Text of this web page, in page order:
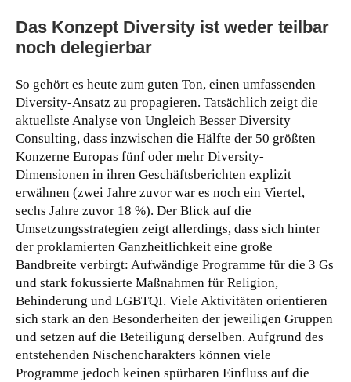
Das Konzept Diversity ist weder teilbar
noch delegierbar
So gehört es heute zum guten Ton, einen umfassenden
Diversity-Ansatz zu propagieren. Tatsächlich zeigt die
aktuellste Analyse von Ungleich Besser Diversity
Consulting, dass inzwischen die Hälfte der 50 größten
Konzerne Europas fünf oder mehr Diversity-
Dimensionen in ihren Geschäftsberichten explizit
erwähnen (zwei Jahre zuvor war es noch ein Viertel,
sechs Jahre zuvor 18 %). Der Blick auf die
Umsetzungsstrategien zeigt allerdings, dass sich hinter
der proklamierten Ganzheitlichkeit eine große
Bandbreite verbirgt: Aufwändige Programme für die 3 Gs
und stark fokussierte Maßnahmen für Religion,
Behinderung und LGBTQI. Viele Aktivitäten orientieren
sich stark an den Besonderheiten der jeweiligen Gruppen
und setzen auf die Beteiligung derselben. Aufgrund des
entstehenden Nischencharakters können viele
Programme jedoch keinen spürbaren Einfluss auf die